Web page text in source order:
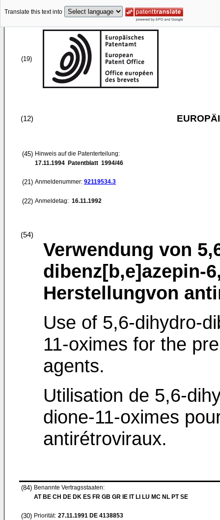
Translate this text into
(19)
(12)
(45) Hinweis auf die Patenterteilung:
17.11.1994 Patentblatt 1994/46
(21) Anmeldenummer: 92119534.3
(22) Anmeldetag: 16.11.1992
(54)
Verwendung von
dibenz[b,e]azepin-
Herstellungvon
Use of 5,6-dihydro-
11-oximes for the
agents.
Utilisation de 5,6-
dione-11-oximes
antirétroviraux.
(84) Benannte Vertragsstaaten:
AT BE CH DE DK ES FR GB GR IE IT LI LU MC NL PT SE
(30) Priorität: 27.11.1991 DE 4138853